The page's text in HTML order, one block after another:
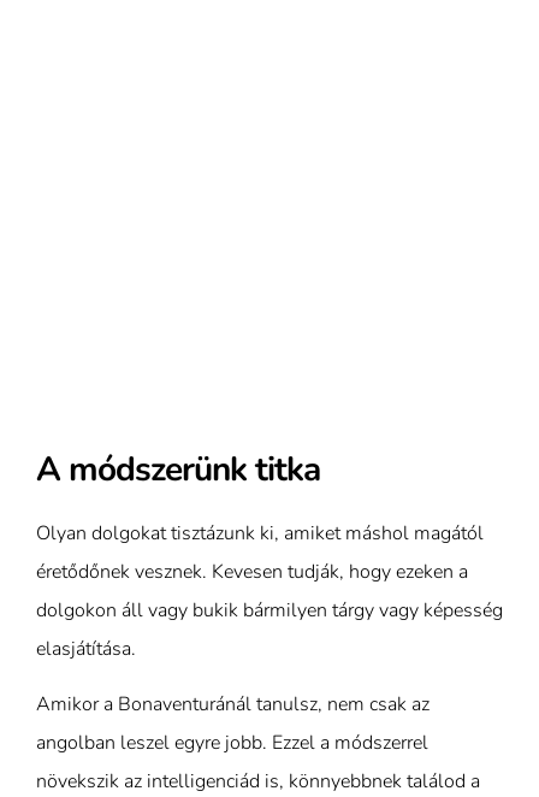
A módszerünk titka
Olyan dolgokat tisztázunk ki, amiket máshol magától
éretődőnek vesznek. Kevesen tudják, hogy ezeken a
dolgokon áll vagy bukik bármilyen tárgy vagy képesség
elasjátítása.
Amikor a Bonaventuránál tanulsz, nem csak az
angolban leszel egyre jobb. Ezzel a módszerrel
növekszik az intelligenciád is, könnyebbnek találod a